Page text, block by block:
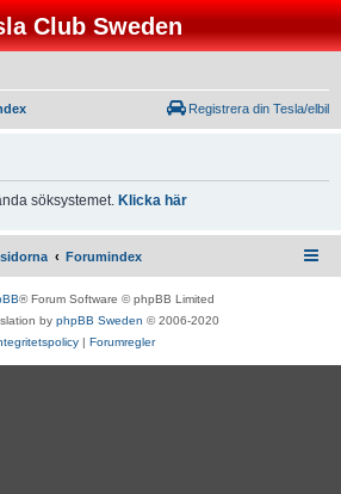
Club Sweden
Registrera din Tesla/elbil
söksystemet. Klicka här
Forumindex
® Forum Software © phpBB Limited
by phpBB Sweden © 2006-2020
| Forumregler